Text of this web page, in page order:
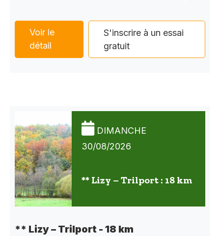
Voir le
détail
S'inscrire à un essai
gratuit
DIMANCHE
30/08/2026
** Lizy – Trilport : 18 km
** Lizy – Trilport - 18 km